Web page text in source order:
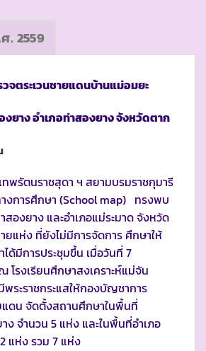
. 2559
จตระเวนชายแดนบ้านแม่อมยะ
งยาง อำเภอท่าสองยาง จังหวัดตาก
ตนราชสุดา ฯ สยามบรมราชกุมารี
งการศึกษา (School map) ทรงพบ
สองยาง และอำเภอแม่ระมาด จังหวัด
แห่ง ที่ยังไม่มีการจัดการ ศึกษาให้
ด้มีการประชุมขึ้น เมื่อวันที่ 7
โรงเรียนศึกษาสงเคราะห์แม่จัน
พระราชกระแสให้กองบัญชาการ
แดน จัดตั้งสถานศึกษาในพื้นที่
จำนวน 5 แห่ง และในพื้นที่อำเภอ
แห่ง รวม 7 แห่ง